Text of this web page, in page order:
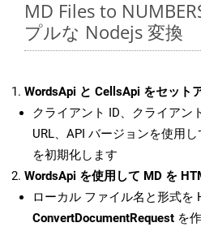
MD Files to
プルな Nodejs 変換
WordsApi と CellsApi をセット
クライアント ID、クライアン
URL、API バージョンを使用し
を初期化します
WordsApi を使用して MD を
ローカル ファイル名と形式を
ConvertDocumentRequest を